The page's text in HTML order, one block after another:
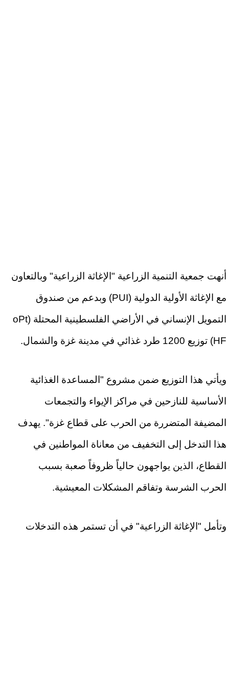
أنهت جمعية التنمية الزراعية "الإغاثة الزراعية" وبالتعاون
مع الإغاثة الأولية الدولية (PUI) وبدعم من صندوق
التمويل الإنساني في الأراضي الفلسطينية المحتلة (oPt
HF) توزيع 1200 طرد غذائي في مدينة غزة والشمال.
ويأتي هذا التوزيع ضمن مشروع "المساعدة الغذائية
الأساسية للنازحين في مراكز الإيواء والتجمعات
المضيفة المتضررة من الحرب على قطاع غزة". يهدف
هذا التدخل إلى التخفيف من معاناة المواطنين في
القطاع، الذين يواجهون حالياً ظروفاً صعبة بسبب
الحرب الشرسة وتفاقم المشكلات المعيشية.
وتأمل "الإغاثة الزراعية" في أن تستمر هذه التدخلات